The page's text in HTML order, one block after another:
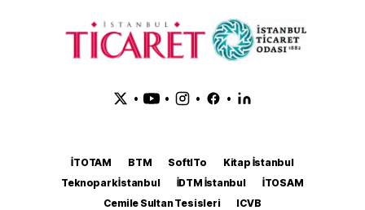
• • • •
İTOTAM BTM SoftITo
Kitap İstanbul
Teknopark İstanbul
İDTM İstanbul
İTOSAM
Cemile Sultan Tesisleri
ICVB